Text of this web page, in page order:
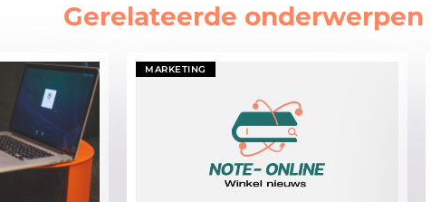
Gerelateerde onderwerpen
MARKETING